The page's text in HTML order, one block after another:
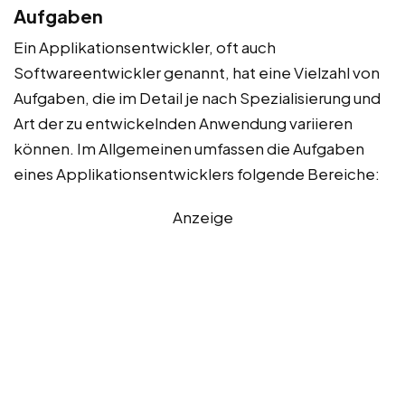
Aufgaben
Ein Applikationsentwickler, oft auch
Softwareentwickler genannt, hat eine Vielzahl von
Aufgaben, die im Detail je nach Spezialisierung und
Art der zu entwickelnden Anwendung variieren
können. Im Allgemeinen umfassen die Aufgaben
eines Applikationsentwicklers folgende Bereiche:
Anzeige